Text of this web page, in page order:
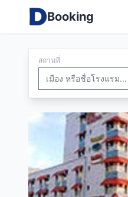
Booking
สถานที่